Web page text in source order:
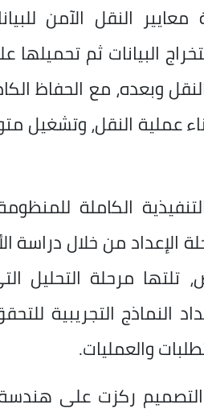
النقل الآمن
البيانات ثم تحميلها
وبعده، مع الحفاظ
عملية النقل، وتشغيل
الكاملة
الإعداد من خلال دراسة
تلتها مرحلة التحليل
النماذج التجريبية
والعمليات.
ركزت على هندسة